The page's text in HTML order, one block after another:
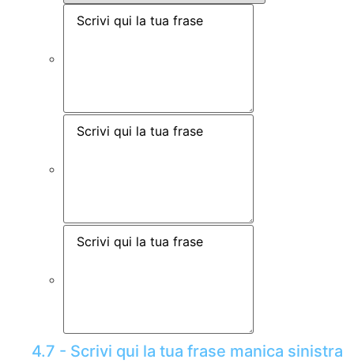
4.7 - Scrivi qui la tua frase manica sinistra